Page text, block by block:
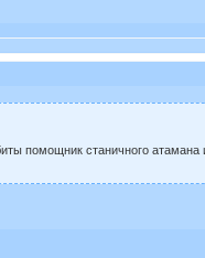
помощник станичного атамана